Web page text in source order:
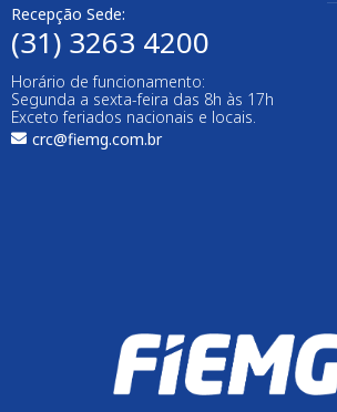
Recepção Sede:
(31) 3263 4200
Horário de funcionamento:
Segunda a sexta-feira das 8h às 17h
Exceto feriados nacionais e locais.
crc@fiemg.com.br